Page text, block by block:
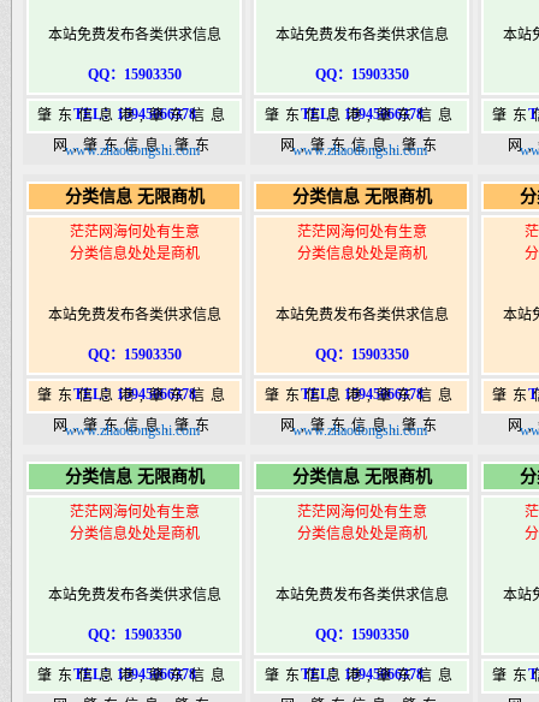
本站免费发布各类供求信息
QQ：15903350
TEL：15945066378
肇东信息港,肇东信息
网,肇东信息,肇东
港|www.zhaodongshi.com
www.zhaodongshi.com
本站免费发布各类供求信息
QQ：15903350
TEL：15945066378
肇东信息港,肇东信息
网,肇东信息,肇东
港|www.zhaodongshi.com
www.zhaodongshi.com
本站
肇东
网
港
分类信息 无限商机
茫茫网海何处有生意
分类信息处处是商机
本站免费发布各类供求信息
QQ：15903350
TEL：15945066378
肇东信息港,肇东信息
网,肇东信息,肇东
港|www.zhaodongshi.com
www.zhaodongshi.com
分类信息 无限商机
茫茫网海何处有生意
分类信息处处是商机
本站免费发布各类供求信息
QQ：15903350
TEL：15945066378
肇东信息港,肇东信息
网,肇东信息,肇东
港|www.zhaodongshi.com
www.zhaodongshi.com
本站
肇东
网
港
分类信息 无限商机
茫茫网海何处有生意
分类信息处处是商机
本站免费发布各类供求信息
QQ：15903350
TEL：15945066378
肇东信息港,肇东信息
分类信息 无限商机
茫茫网海何处有生意
分类信息处处是商机
本站免费发布各类供求信息
QQ：15903350
TEL：15945066378
肇东信息港,肇东信息
本站
肇东